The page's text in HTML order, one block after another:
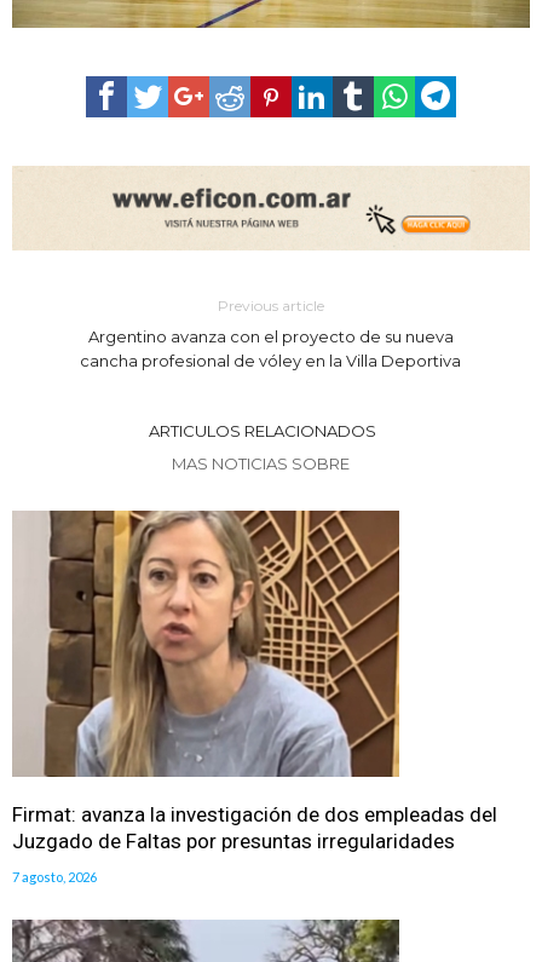
Previous article
Argentino avanza con el proyecto de su nueva
cancha profesional de vóley en la Villa Deportiva
ARTICULOS RELACIONADOS
MAS NOTICIAS SOBRE
Firmat: avanza la investigación de dos empleadas del
Juzgado de Faltas por presuntas irregularidades
7 agosto, 2026